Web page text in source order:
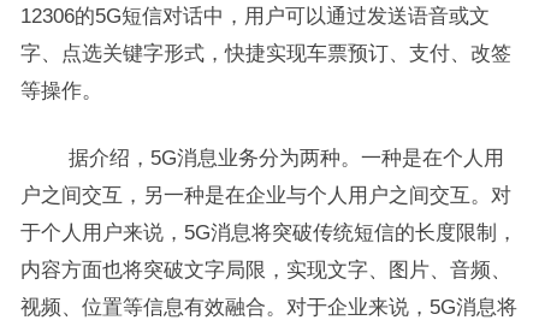
12306的5G短信对话中，用户可以通过发送语音或文
字、点选关键字形式，快捷实现车票预订、支付、改签
等操作。
据介绍，5G消息业务分为两种。一种是在个人用
户之间交互，另一种是在企业与个人用户之间交互。对
于个人用户来说，5G消息将突破传统短信的长度限制，
内容方面也将突破文字局限，实现文字、图片、音频、
视频、位置等信息有效融合。对于企业来说，5G消息将